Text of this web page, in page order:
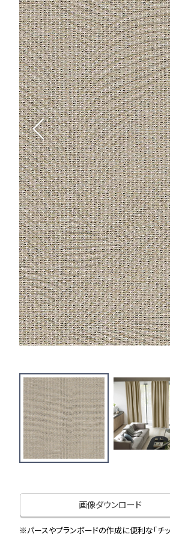
画像ダウンロード
※パースやプランボードの作成に便利な「チッ